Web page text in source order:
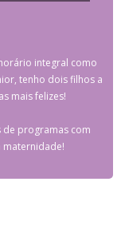
integral como
tenho dois filhos a
mais felizes!
de programas com
maternidade!